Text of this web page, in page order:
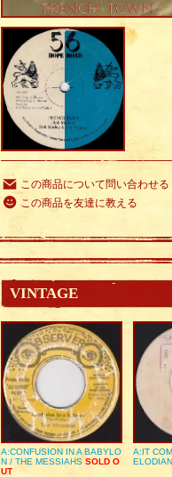
この商品について問い合わせる
この商品を友達に教える
VINTAGE
A:CONFUSION IN A BABYLO
N / THE MESSIAHS SOLD O
UT
A:IT